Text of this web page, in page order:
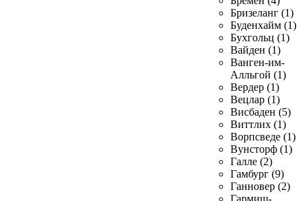
Бризеланг (1)
Буденхайм (1)
Бухгольц (1)
Вайден (1)
Ванген-им-
Алльгой (1)
Вердер (1)
Вецлар (1)
Висбаден (5)
Виттлих (1)
Ворпсведе (1)
Вунсторф (1)
Галле (2)
Гамбург (9)
Ганновер (2)
Гармиш-